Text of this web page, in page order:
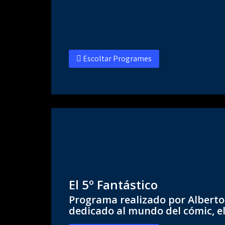
Escoltar Programes
El 5º Fantástico
Programa realizado por
dedicado al mundo del cómic,